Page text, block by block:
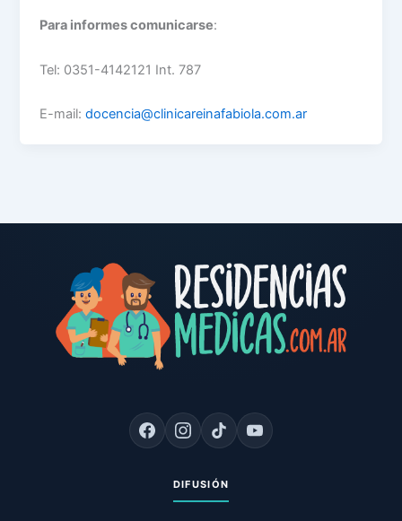
Para informes comunicarse:
Tel: 0351-4142121 Int. 787
E-mail:docencia@clinicareinafabiola.com.ar
DIFUSIÓN